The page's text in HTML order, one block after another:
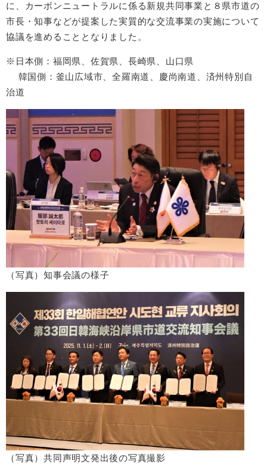
に、カーボンニュートラルに係る新規共同事業と８県市道の
市長・知事などが提案した実質的な交流事業の実施について
協議を進めることとなりました。
※日本側：福岡県、佐賀県、長崎県、山口県
韓国側：釜山広域市、全羅南道、慶尚南道、済州特別自
治道
（写真）知事会議の様子
（写真）共同声明文発出後の写真撮影